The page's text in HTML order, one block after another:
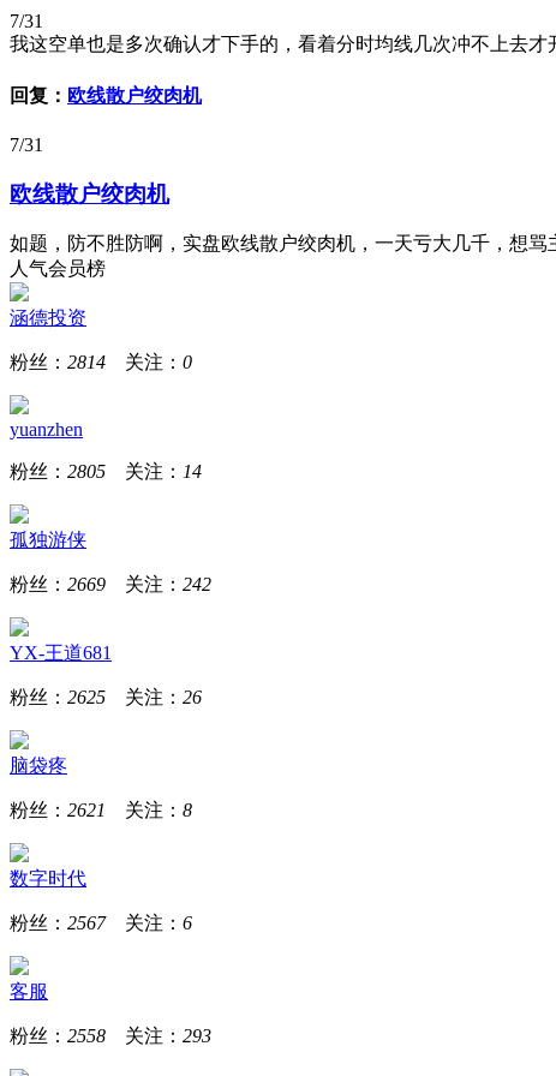
7/31
我这空单也是多次确认才下手的，看着分时均线几次冲不上去
回复： 欧线散户绞肉机
7/31
欧线散户绞肉机
如题，防不胜防啊，实盘欧线散户绞肉机，一天亏大几千，想
人气会员榜
涵德投资
粉丝： 2814 关注： 0
yuanzhen
粉丝： 2805 关注： 14
孤独游侠
粉丝： 2669 关注： 242
YX-王道681
粉丝： 2625 关注： 26
脑袋疼
粉丝： 2621 关注： 8
数字时代
粉丝： 2567关注： 6
客服
粉丝： 2558 关注： 293